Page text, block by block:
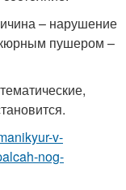
– нарушение
пушером –
v-
nog-